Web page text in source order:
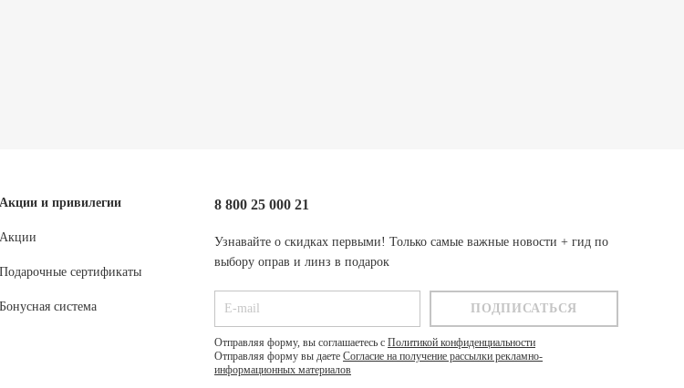
Акции и привилегии
Акции
Подарочные сертификаты
Бонусная система
8 800 25 000 21
Узнавайте о скидках первыми! Только самые важные новости + гид по
выбору оправ и линз в подарок
Отправляя форму, вы соглашаетесь с Политикой конфиденциальности
Отправляя форму вы даете Согласие на получение рассылки рекламно-
информационных материалов